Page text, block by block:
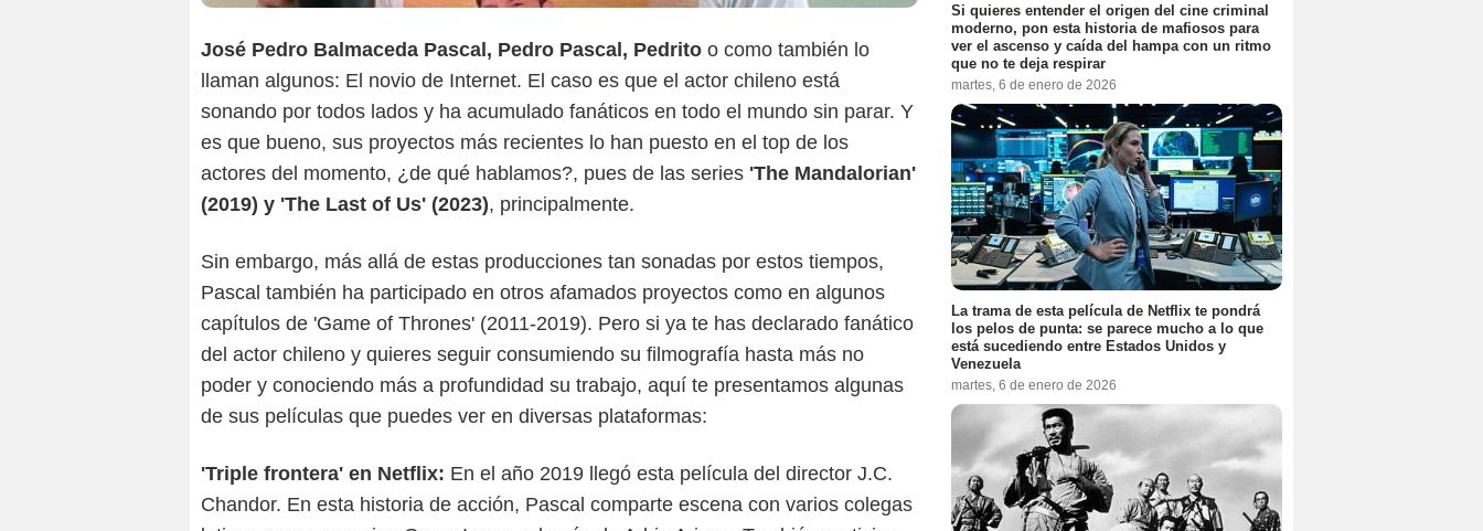
José Pedro Balmaceda Pascal, Pedro Pascal, Pedrito o como también lo
llaman algunos: El novio de Internet. El caso es que el actor chileno está
sonando por todos lados y ha acumulado fanáticos en todo el mundo sin parar. Y
es que bueno, sus proyectos más recientes lo han puesto en el top de los
actores del momento, ¿de qué hablamos?, pues de las series 'The Mandalorian'
(2019) y 'The Last of Us' (2023), principalmente.
Sin embargo, más allá de estas producciones tan sonadas por estos tiempos,
Pascal también ha participado en otros afamados proyectos como en algunos
capítulos de 'Game of Thrones' (2011-2019). Pero si ya te has declarado fanático
del actor chileno y quieres seguir consumiendo su filmografía hasta más no
poder y conociendo más a profundidad su trabajo, aquí te presentamos algunas
de sus películas que puedes ver en diversas plataformas:
'Triple frontera' en Netflix: En el año 2019 llegó esta película del director J.C.
Chandor. En esta historia de acción, Pascal comparte escena con varios colegas
Si quieres entender el origen del cine criminal
moderno, pon esta historia de mafiosos para
ver el ascenso y caída del hampa con un ritmo
que no te deja respirar
martes, 6 de enero de 2026
La trama de esta película de Netflix te pondrá
los pelos de punta: se parece mucho a lo que
está sucediendo entre Estados Unidos y
Venezuela
martes, 6 de enero de 2026